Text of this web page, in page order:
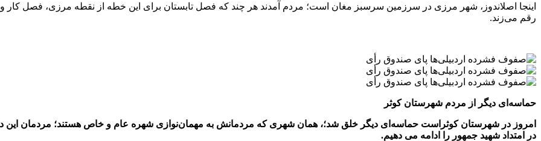
اینجا اصلاندوز، شهر مرزی در سرزمین سرسبز مغان است؛ مردم آمدند هر چند که فصل تابستان برای این خطه از نقطه مرزی، فصل
رقم می‌زند.
حماسه‌ای دیگر از مردم شهرستان کوثر
امروز در شهرستان کوثراست حماسه‌ای دیگر خلق شد؛، همان شهری که مردمانش به مهمان‌نوازی شهره عام و خاص هستند؛ مردمان این
در امتداد شهید جمهور را ادامه می دهیم.